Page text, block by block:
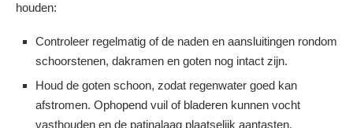
houden:
Controleer regelmatig of de naden en aansluitingen rondom
schoorstenen, dakramen en goten nog intact zijn.
Houd de goten schoon, zodat regenwater goed kan
afstromen. Ophopend vuil of bladeren kunnen vocht
vasthouden en de patinalaag plaatselijk aantasten.